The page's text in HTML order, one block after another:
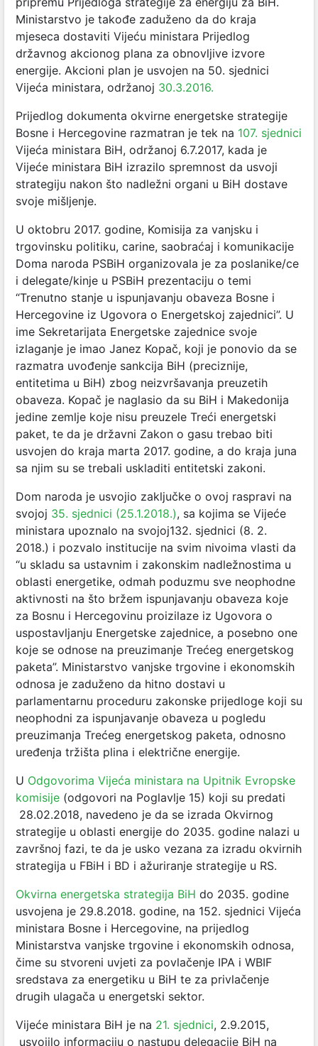
Ministarstvo je takođe zaduženo da do kraja
mjeseca dostaviti Vijeću ministara Prijedlog
državnog akcionog plana za obnovljive izvore
energije. Akcioni plan je usvojen na 50. sjednici
Vijeća ministara, održanoj 30.3.2016.
Prijedlog dokumenta okvirne energetske strategije
Bosne i Hercegovine razmatran je tek na 107. sjednici
Vijeća ministara BiH, održanoj 6.7.2017, kada je
Vijeće ministara BiH izrazilo spremnost da usvoji
strategiju nakon što nadležni organi u BiH dostave
svoje mišljenje.
U oktobru 2017. godine, Komisija za vanjsku i
trgovinsku politiku, carine, saobraćaj i komunikacije
Doma naroda PSBiH organizovala je za poslanike/ce
i delegate/kinje u PSBiH prezentaciju o temi
“Trenutno stanje u ispunjavanju obaveza Bosne i
Hercegovine iz Ugovora o Energetskoj zajednici”. U
ime Sekretarijata Energetske zajednice svoje
izlaganje je imao Janez Kopač, koji je ponovio da se
razmatra uvođenje sankcija BiH (preciznije,
entitetima u BiH) zbog neizvršavanja preuzetih
obaveza. Kopač je naglasio da su BiH i Makedonija
jedine zemlje koje nisu preuzele Treći energetski
paket, te da je državni Zakon o gasu trebao biti
usvojen do kraja marta 2017. godine, a do kraja juna
sa njim su se trebali uskladiti entitetski zakoni.
Dom naroda je usvojio zaključke o ovoj raspravi na
svojoj 35. sjednici (25.1.2018.), sa kojima se Vijeće
ministara upoznalo na svojoj132. sjednici (8. 2.
2018.) i pozvalo institucije na svim nivoima vlasti da
“u skladu sa ustavnim i zakonskim nadležnostima u
oblasti energetike, odmah poduzmu sve neophodne
aktivnosti na što bržem ispunjavanju obaveza koje
za Bosnu i Hercegovinu proizilaze iz Ugovora o
uspostavljanju Energetske zajednice, a posebno one
koje se odnose na preuzimanje Trećeg energetskog
paketa”. Ministarstvo vanjske trgovine i ekonomskih
odnosa je zaduženo da hitno dostavi u
parlamentarnu proceduru zakonske prijedloge koji su
neophodni za ispunjavanje obaveza u pogledu
preuzimanja Trećeg energetskog paketa, odnosno
uređenja tržišta plina i električne energije.
U Odgovorima Vijeća ministara na Upitnik Evropske
komisije (odgovori na Poglavlje 15) koji su predati
28.02.2018, navedeno je da se izrada Okvirnog
strategije u oblasti energije do 2035. godine nalazi u
završnoj fazi, te da je usko vezana za izradu okvirnih
strategija u FBiH i BD i ažuriranje strategije u RS.
Okvirna energetska strategija BiH do 2035. godine
usvojena je 29.8.2018. godine, na 152. sjednici Vijeća
ministara Bosne i Hercegovine, na prijedlog
Ministarstva vanjske trgovine i ekonomskih odnosa,
čime su stvoreni uvjeti za povlačenje IPA i WBIF
sredstava za energetiku u BiH te za privlačenje
drugih ulagača u energetski sektor.
Vijeće ministara BiH je na 21. sjednici, 2.9.2015,
usvojilo informaciju o nastupu delegacije BiH na